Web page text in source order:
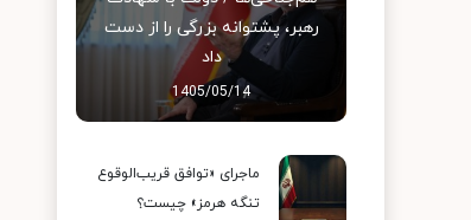
رهبر، پشتوانه بزرگی را از دست
داد
1405/05/14
ماجرای «توافق قریب‌الوقوع
تنگه هرمز» چیست؟